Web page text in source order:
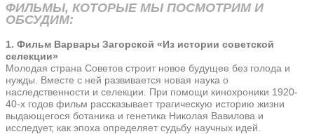
ФИЛЬМЫ, КОТОРЫЕ МЫ ПОСМОТРИМ И
ОБСУДИМ:
1. Фильм Варвары Загорской «Из истории советской
селекции»
Молодая страна Советов строит новое будущее без голода и
нужды. Вместе с ней развивается новая наука о
наследственности и селекции. При помощи кинохроники 1920-
40-х годов фильм рассказывает трагическую историю жизни
выдающегося ботаника и генетика Николая Вавилова и
исследует, как эпоха определяет судьбу научных идей.